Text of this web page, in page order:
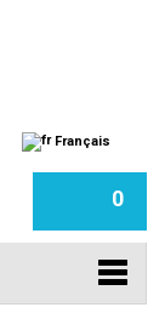
Français
0